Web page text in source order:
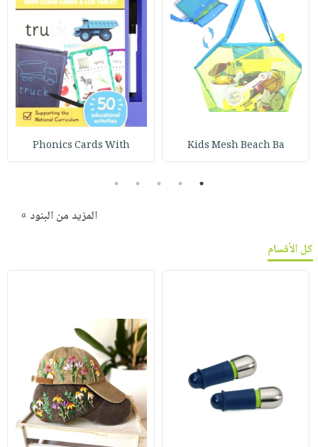
Kids Mesh Beach Ba
Phonics Cards With
1
2
3
4
5
المزيد من البنود »
كل الأقسام